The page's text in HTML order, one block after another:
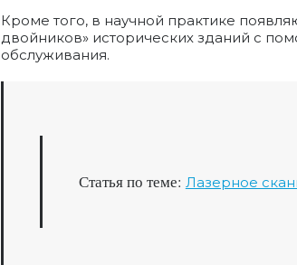
Кроме того, в научной практике
двойников» исторических зданий с
обслуживания.
Статья по теме: Лазерное